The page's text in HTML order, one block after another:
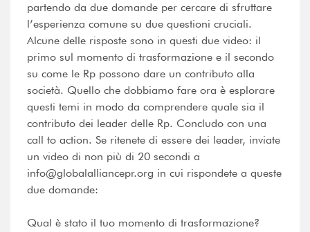
partendo da due domande per cercare di sfruttare
l’esperienza comune su due questioni cruciali.
Alcune delle risposte sono in questi due video: il
primo sul momento di trasformazione e il secondo
su come le Rp possono dare un contributo alla
società. Quello che dobbiamo fare ora è esplorare
questi temi in modo da comprendere quale sia il
contributo dei leader delle Rp. Concludo con una
call to action. Se ritenete di essere dei leader, inviate
un video di non più di 20 secondi a
info@globalalliancepr.org in cui rispondete a queste
due domande:
Qual è stato il tuo momento di trasformazione?